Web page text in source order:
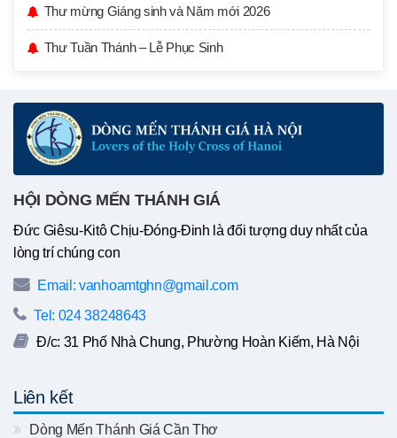
Thư mừng Giáng sinh và Năm mới 2026
Thư Tuần Thánh – Lễ Phục Sinh
HỘI DÒNG MẾN THÁNH GIÁ
Đức Giêsu-Kitô Chịu-Đóng-Đinh là đối tượng duy nhất của
lòng trí chúng con
Email: vanhoamtghn@gmail.com
Tel: 024 38248643
Đ/c: 31 Phố Nhà Chung, Phường Hoàn Kiếm, Hà Nội
Liên kết
Dòng Mến Thánh Giá Cần Thơ